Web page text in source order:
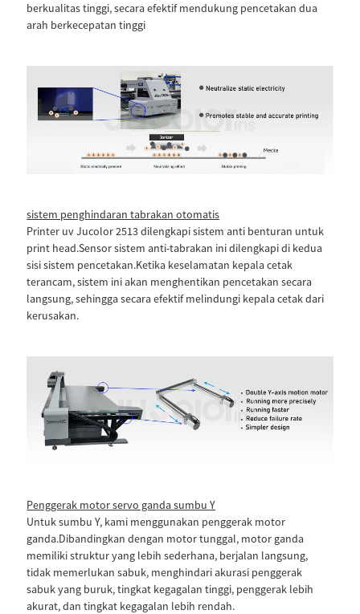
berkualitas tinggi, secara efektif mendukung pencetakan dua
arah berkecepatan tinggi
sistem penghindaran tabrakan otomatis
Printer uv Jucolor 2513 dilengkapi sistem anti benturan untuk
print head.Sensor sistem anti-tabrakan ini dilengkapi di kedua
sisi sistem pencetakan.Ketika keselamatan kepala cetak
terancam, sistem ini akan menghentikan pencetakan secara
langsung, sehingga secara efektif melindungi kepala cetak dari
kerusakan.
Penggerak motor servo ganda sumbu Y
Untuk sumbu Y, kami menggunakan penggerak motor
ganda.Dibandingkan dengan motor tunggal, motor ganda
memiliki struktur yang lebih sederhana, berjalan langsung,
tidak memerlukan sabuk, menghindari akurasi penggerak
sabuk yang buruk, tingkat kegagalan tinggi, penggerak lebih
akurat, dan tingkat kegagalan lebih rendah.